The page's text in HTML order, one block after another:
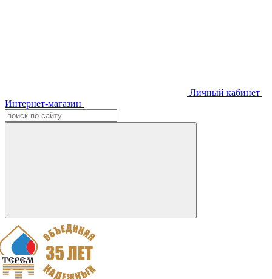
Личный кабинет
Интернет-магазин